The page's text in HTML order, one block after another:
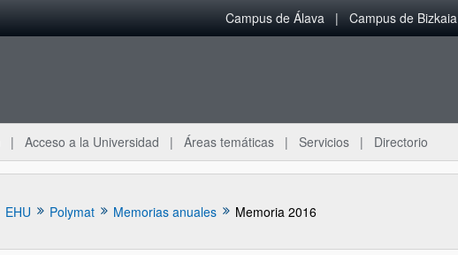
Campus de Álava Campus de Bizkaia
Acceso a la Universidad Áreas temáticas Servicios Directorio
EHU Polymat Memorias anuales Memoria 2016